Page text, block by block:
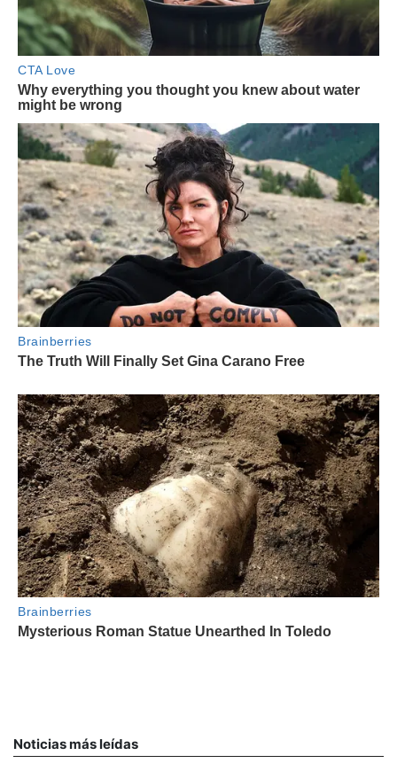
Noticias más leídas